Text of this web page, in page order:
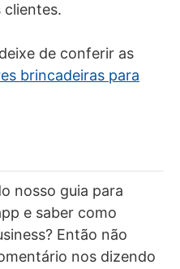
de conferir as
brincadeiras para
nosso guia para
e saber como
Então não
nos dizendo